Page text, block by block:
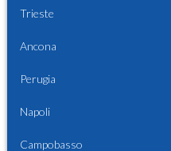
Trieste
Ancona
Perugia
Napoli
Campobasso